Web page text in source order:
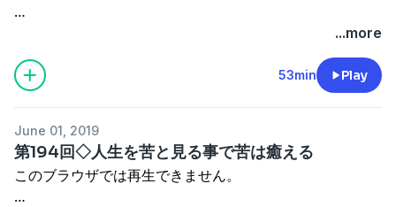
例えば、「出向」です。
これは企業命令ですので、事情が無い限り、法的に逆らえ
ません。
企業体のトップが加害者であるケースの場合は、労働組合
に相談し、慰謝料込みの退職金を請求し、退職するのが、
メンタル的にもよろしいと思います。
（旧掲示板が消えてしまったので、引っ越ししておりま
http://daibontenji.bbs.fc2.com
twitter:
https://twitter.com/kuwatayoshio
私のYouTubeチャンネルです。
https://www.youtube.com/user/kuwatayoshio/
にはPart2」ではなく、「蹴落とし社会を生きるには」を
たよしお（ぽよよ犬）
※ご相談には極力応じたいと思いますが、ご返事までお時
間を下さい。
真言三昧流をやってみたい、という人もご相談下さい。
蹴落とし社会を生きるには 第1回【分析】人間の性質
http://poyoyoken.seesaa.net/article/96416742.html
蹴落とし社会を生きるにはPart2 第145回◇一番わかり
やすい神道の話
http://poyoyoken2.seesaa.net/article/259968025.html
・人の脳は、法（ダルマ）を完全に理解し得るほどの容量
が無い。
・人は解脱しない限り、法（ダルマ）の完全理解には至ら
ない。
・解脱すれば、我々も神仏の仲間入りをする。
・ブラフマン＝大梵天＝涅槃＝彼岸＝神仏の住む世界
たかったのは、
教祖の麻原は、比較的熱心に、仏教やヒンドゥー教を勉強
していまして、
仏教の目的も「現世利益」ではなく、「解脱」にあると知
っていた。
それなりに緻密な教義も持っていたのです。
ですから、偏差値の高い大学の学生が、興味を抱いて入信
したわけです。
「オーム」というのは、ヒンドゥー教では、最も尊重され
・僧伽：仏教集団の事
・仏帰依→南無阿弥陀仏
・法帰依→南無妙法蓮華経
・内容に訂正あり。「キーボードと楽器」ではなく「キー
ボードとギター」です。
どちらか一方でも構いませんので、（それなりに）上手
...more
53min Play
June 01, 2019
第194回◇人生を苦と見る事で苦は癒える
このブラウザでは再生できません。